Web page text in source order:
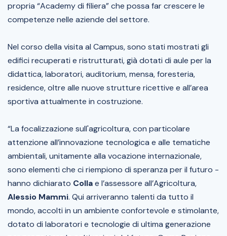
propria “Academy di filiera” che possa far crescere le
competenze nelle aziende del settore.
Nel corso della visita al Campus, sono stati mostrati gli
edifici recuperati e ristrutturati, già dotati di aule per la
didattica, laboratori, auditorium, mensa, foresteria,
residence, oltre alle nuove strutture ricettive e all’area
sportiva attualmente in costruzione.
“La focalizzazione sull'agricoltura, con particolare
attenzione all’innovazione tecnologica e alle tematiche
ambientali, unitamente alla vocazione internazionale,
sono elementi che ci riempiono di speranza per il futuro -
hanno dichiarato Collae l’assessore all’Agricoltura,
Alessio Mammi. Qui arriveranno talenti da tutto il
mondo, accolti in un ambiente confortevole e stimolante,
dotato di laboratori e tecnologie di ultima generazione